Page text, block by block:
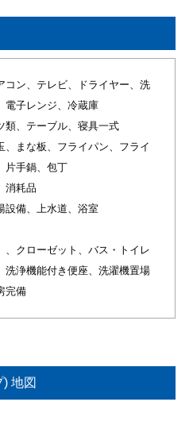
コン、テレビ、ドライヤー、洗
電子レンジ、冷蔵庫
類、テーブル、寝具一式
、まな板、フライパン、フライ
片手鍋、包丁
消耗品
設備、上水道、浴室
、クローゼット、バス・トイレ
洗浄機能付き便座、洗濯機置場
完備
地図